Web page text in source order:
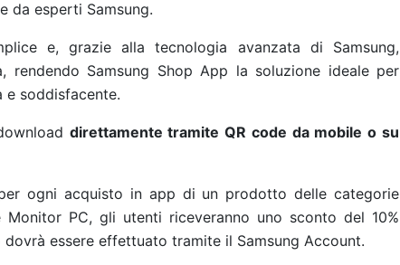
da esperti Samsung.
e, grazie alla tecnologia avanzata di Samsung,
rendendo Samsung Shop App la soluzione ideale per
e soddisfacente.
direttamente tramite QR code da mobile o su
ogni acquisto in app di un prodotto delle categorie
Monitor PC, gli utenti riceveranno uno sconto del 10%
dovrà essere effettuato tramite il Samsung Account.